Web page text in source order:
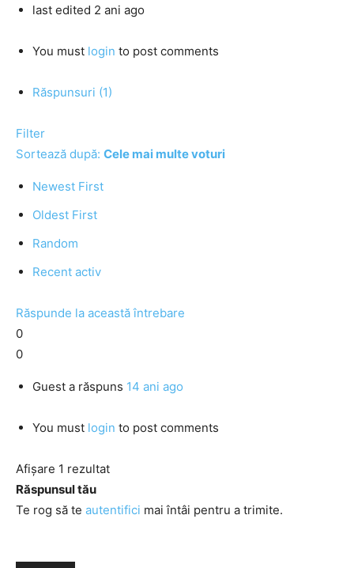
last edited 2 ani ago
You must login to post comments
Răspunsuri (1)
Filter
Sortează după: Cele mai multe voturi
Newest First
Oldest First
Random
Recent activ
Răspunde la această întrebare
0
0
Guest a răspuns 14 ani ago
You must login to post comments
Afișare 1 rezultat
Răspunsul tău
Te rog să te autentifici mai întâi pentru a trimite.